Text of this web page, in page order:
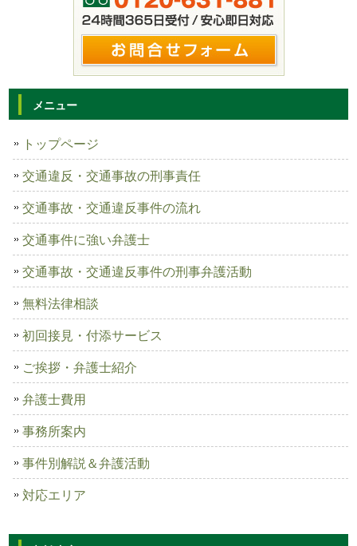
メニュー
トップページ
交通違反・交通事故の刑事責任
交通事故・交通違反事件の流れ
交通事件に強い弁護士
交通事故・交通違反事件の刑事弁護活動
無料法律相談
初回接見・付添サービス
ご挨拶・弁護士紹介
弁護士費用
事務所案内
事件別解説＆弁護活動
対応エリア